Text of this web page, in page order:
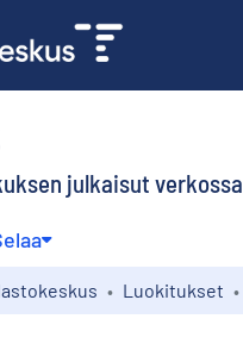
julkaisut verkossa
Luokitukset